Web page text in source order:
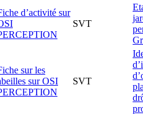
d’activité sur
SVT
sur les
sur OSI
SVT